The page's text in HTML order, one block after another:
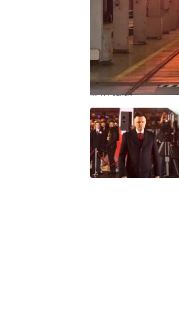
MPK Poznań